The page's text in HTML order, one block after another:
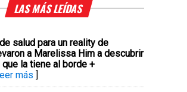
LAS MÁS LEÍDAS
salud para un reality de
a Marelissa Him a descubrir
la tiene al borde +
más ]